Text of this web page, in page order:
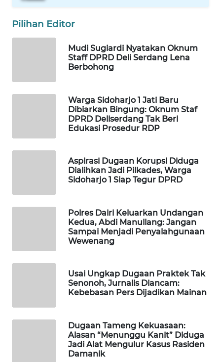
Pilihan Editor
Mudi Sugiardi Nyatakan Oknum
Staff DPRD Deli Serdang Lena
Berbohong
Warga Sidoharjo 1 Jati Baru
Dibiarkan Bingung: Oknum Staf
DPRD Deliserdang Tak Beri
Edukasi Prosedur RDP
Aspirasi Dugaan Korupsi Diduga
Dialihkan Jadi Pilkades, Warga
Sidoharjo 1 Siap Tegur DPRD
Polres Dairi Keluarkan Undangan
Kedua, Abdi Manullang: Jangan
Sampai Menjadi Penyalahgunaan
Wewenang
Usai Ungkap Dugaan Praktek Tak
Senonoh, Jurnalis Diancam:
Kebebasan Pers Dijadikan Mainan
Dugaan Tameng Kekuasaan:
Alasan “Menunggu Kanit” Diduga
Jadi Alat Mengulur Kasus Rasiden
Damanik
DESA
MASYARAKAT
ID
WATCH